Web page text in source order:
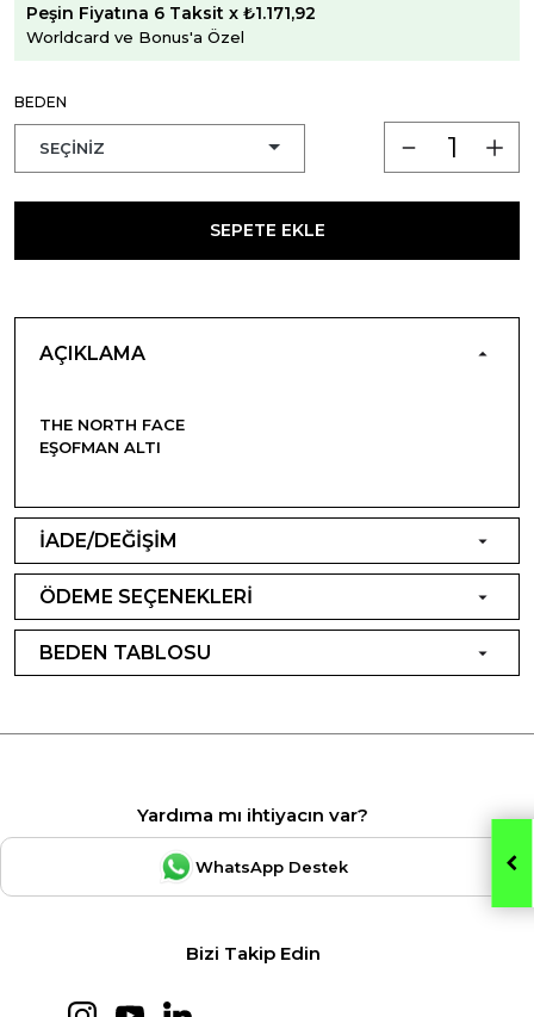
Peşin Fiyatına 6 Taksit x ₺1.171,92
Worldcard ve Bonus'a Özel
BEDEN
SEPETE EKLE
AÇIKLAMA
THE NORTH FACE
EŞOFMAN ALTI
İADE/DEĞİŞİM
ÖDEME SEÇENEKLERİ
BEDEN TABLOSU
Yardıma mı ihtiyacın var?
WhatsApp Destek
Bizi Takip Edin